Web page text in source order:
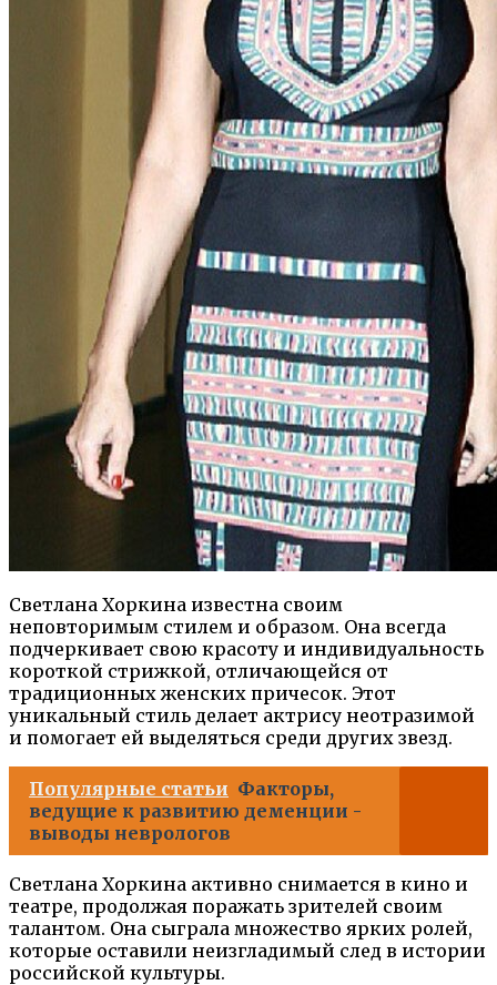
Светлана Хоркина известна своим
неповторимым стилем и образом. Она всегда
подчеркивает свою красоту и индивидуальность
короткой стрижкой, отличающейся от
традиционных женских причесок. Этот
уникальный стиль делает актрису неотразимой
и помогает ей выделяться среди других звезд.
Популярные статьи Факторы,
ведущие к развитию деменции -
выводы неврологов
Светлана Хоркина активно снимается в кино и
театре, продолжая поражать зрителей своим
талантом. Она сыграла множество ярких ролей,
которые оставили неизгладимый след в истории
российской культуры.